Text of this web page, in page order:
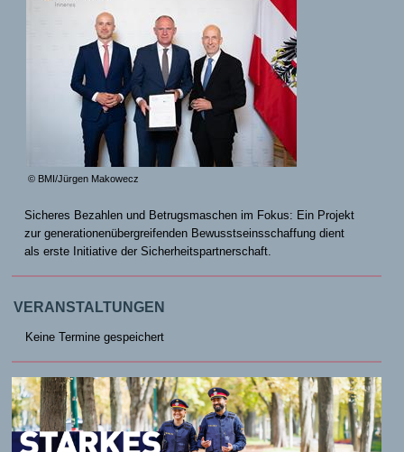
© BMI/Jürgen Makowecz
Sicheres Bezahlen und Betrugsmaschen im Fokus: Ein Projekt
zur generationenübergreifenden Bewusstseinsschaffung dient
als erste Initiative der Sicherheitspartnerschaft.
VERANSTALTUNGEN
Keine Termine gespeichert